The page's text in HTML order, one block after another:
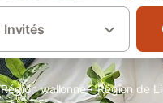
Invités
Région wallonne · Région de